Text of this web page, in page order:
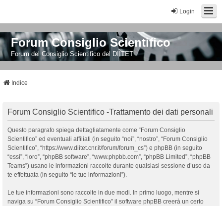
Login
Forum Consiglio Scientifico
Forum del Consiglio Scientifico del DIITET
Indice
Forum Consiglio Scientifico -Trattamento dei dati personali
Questo paragrafo spiega dettagliatamente come “Forum Consiglio
Scientifico” ed eventuali affiliati (in seguito “noi”, “nostro”, “Forum Consiglio
Scientifico”, “https://www.diitet.cnr.it/forum/forum_cs”) e phpBB (in seguito
“essi”, “loro”, “phpBB software”, “www.phpbb.com”, “phpBB Limited”, “phpBB
Teams”) usano le informazioni raccolte durante qualsiasi sessione d’uso da
te effettuata (in seguito “le tue informazioni”).
Le tue informazioni sono raccolte in due modi. In primo luogo, mentre si
naviga su “Forum Consiglio Scientifico” il software phpBB creerà un certo